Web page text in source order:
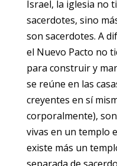
Israel, la iglesia no
sacerdotes, sino
son sacerdotes. A
el Nuevo Pacto no
para construir y
se reúne en las
creyentes en sí
corporalmente),
vivas en un templo
existe más un